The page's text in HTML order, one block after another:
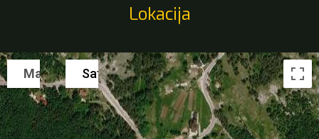
Lokacija
Map Satellite